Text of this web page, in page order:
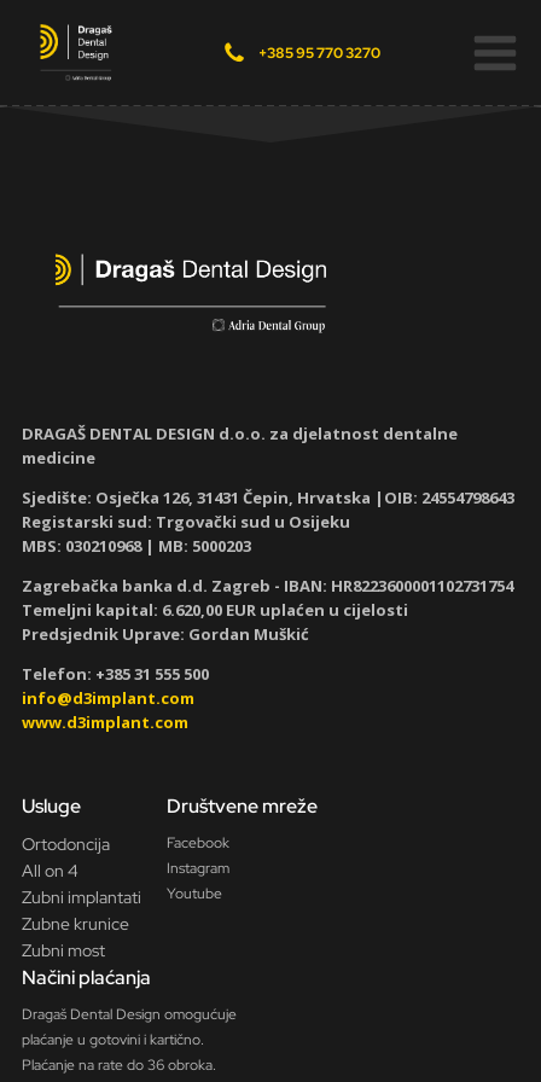
+385 95 770 3270
DRAGAŠ DENTAL DESIGN d.o.o. za djelatnost dentalne
medicine
Sjedište: Osječka 126, 31431 Čepin, Hrvatska |OIB: 24554798643
Registarski sud: Trgovački sud u Osijeku
MBS: 030210968 | MB: 5000203
Zagrebačka banka d.d. Zagreb - IBAN: HR8223600001102731754
Temeljni kapital: 6.620,00 EUR uplaćen u cijelosti
Predsjednik Uprave: Gordan Muškić
Telefon: +385 31 555 500
info@d3implant.com
www.d3implant.com
Usluge
Ortodoncija
All on 4
Zubni implantati
Zubne krunice
Zubni most
Društvene mreže
Facebook
Instagram
Youtube
Načini plaćanja
Dragaš Dental Design omogućuje
plaćanje u gotovini i kartično.
Plaćanje na rate do 36 obroka.